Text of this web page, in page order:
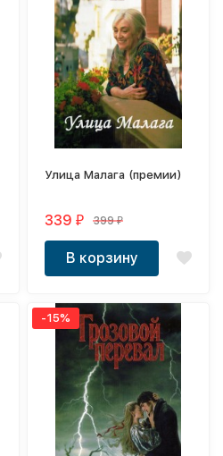
Улица Малага (премии)
339₽ 399₽
В корзину
-15%